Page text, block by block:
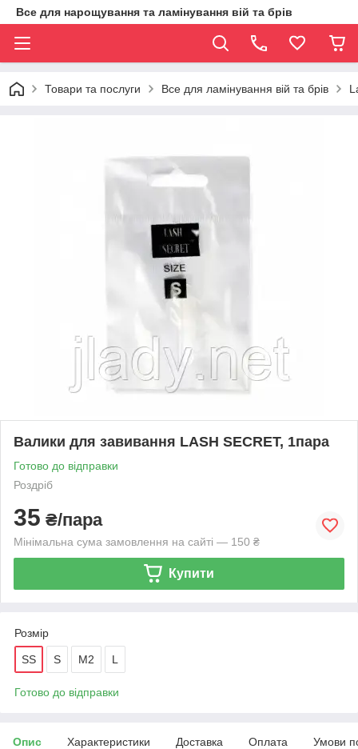
Все для нарощування та ламінування вій та брів
Товари та послуги Все для ламінування вій та брів
Валики для завивання LASH SECRET, 1пара
Готово до відправки
Роздріб
35 ₴/пара
Мінімальна сума замовлення на сайті — 150 ₴
Купити
Розмір
SS S M2 L
Готово до відправки
Опис Характеристики Доставка Оплата Умови